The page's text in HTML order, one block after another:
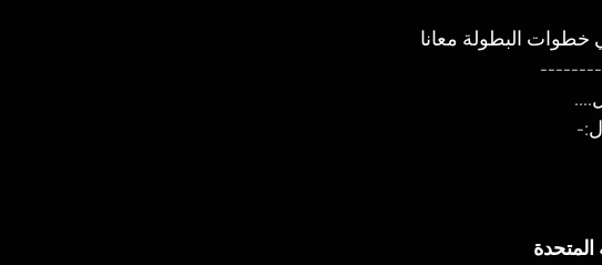
خطوات البطولة معانا